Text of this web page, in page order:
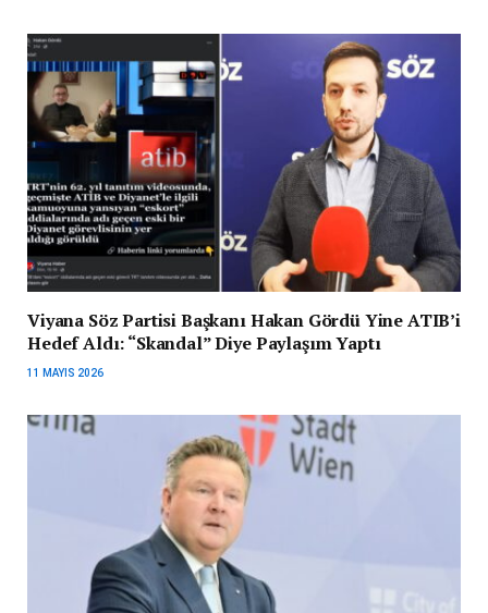
Viyana Söz Partisi Başkanı Hakan Gördü Yine ATIB’i
Hedef Aldı: “Skandal” Diye Paylaşım Yaptı
11 MAYIS 2026